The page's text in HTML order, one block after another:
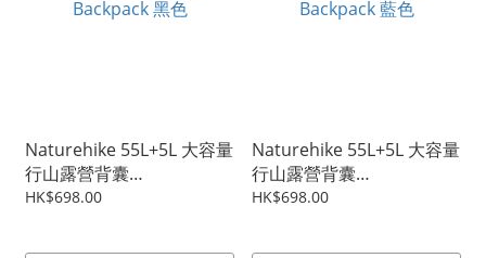
Naturehike 55L+5L 大容量
行山露營背囊
Hiking/Camping
HK$698.00
Naturehike 55L+5L 大容量
行山露營背囊
Hiking/Camping
HK$698.00